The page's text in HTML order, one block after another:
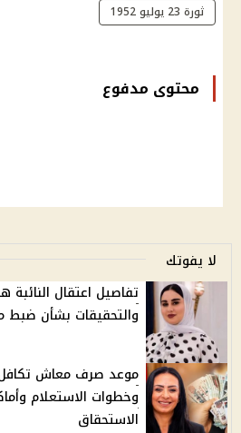
ثورة 23 يوليو 1952
محتوى مدفوع
لا يفوتك
تفاصيل اعتقال
والتحقيقات بشأن ضبط
وخطوات الاستعلام
الاستحقاق